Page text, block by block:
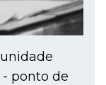
- ponto de